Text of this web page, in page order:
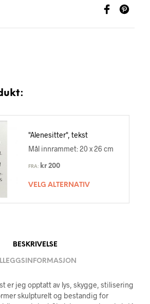
"Alenesitter", tekst
Mål innrammet: 20 x 26 cm
FRA: kr 200
VELG ALTERNATIV
BESKRIVELSE
er jeg opptatt av lys, skygge, stilisering
skulpturelt og bestandig for